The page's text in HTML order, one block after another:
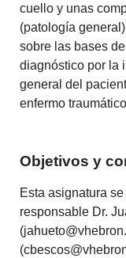
cuello y unas
(patología
sobre las bases
diagnóstico por la
general del
enfermo
Objetivos y
Esta asignatura
responsable Dr.